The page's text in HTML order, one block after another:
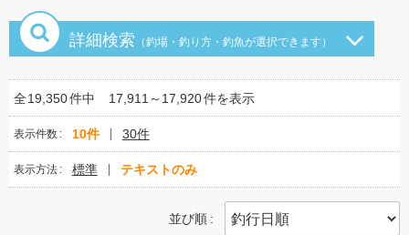
詳細検索 （釣場・釣り方・釣魚が選択できます）
全19,350件中 17,911～17,920件を表示
表示件数 10件 30件
表示方法 標準 テキストのみ
並び順